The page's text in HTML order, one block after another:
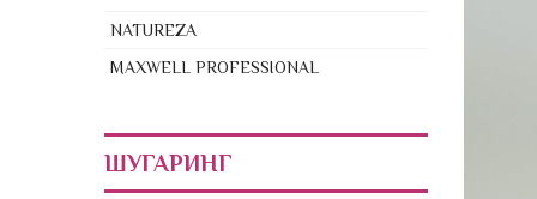
NATUREZA
MAXWELL PROFESSIONAL
ШУГАРИНГ